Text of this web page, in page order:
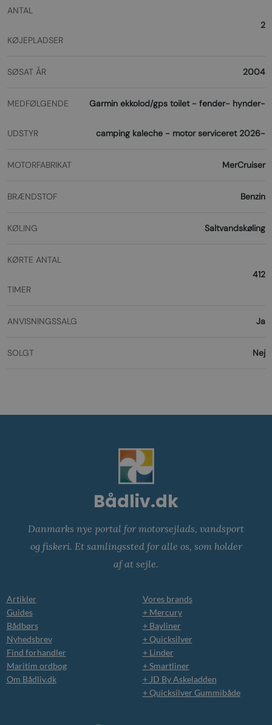
ANTAL
KØJEPLADSER
2
SØSAT ÅR 2004
MEDFØLGENDE
UDSTYR
Garmin ekkolod/gps toilet - fender- hynder-
camping kaleche - motor serviceret 2026-
MOTORFABRIKAT MerCruiser
BRÆNDSTOF Benzin
KØLING Saltvandskøling
KØRTE ANTAL
TIMER
412
ANVISNINGSSALG Ja
SOLGT Nej
Bådliv.dk
Danmarks nye portal for motorsejlads, vandsport
og fiskeri. Et samlingssted for alle os, som holder
af at sejle.
Artikler
Guides
Bådbørs
Nyhedsbrev
Find forhandler
Maritim ordbog
Om Bådliv.dk
Vores brands
+ Mercury
+ Bayliner
+ Quicksilver
+ Linder
+ Smartliner
+ JD By Askeladden
+ Quicksilver Gummibåde